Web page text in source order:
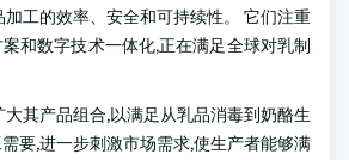
工的效率、安全和可持续性。 它们注重
和数字技术一体化,正在满足全球对乳制
其产品组合,以满足从乳品消毒到奶酪生
要,进一步刺激市场需求,使生产者能够满